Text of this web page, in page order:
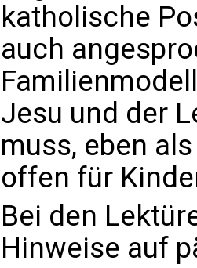
katholische
auch
Jesu und der
muss, eben als
offen für
Bei den
Hinweise auf